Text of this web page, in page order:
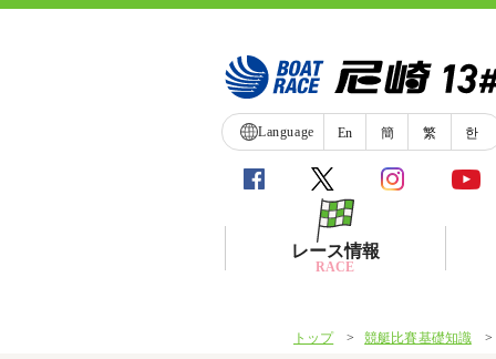
Language En 簡 繁 한
レース情報
RACE
トップ 競艇比賽基礎知識